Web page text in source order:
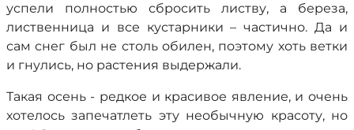
успели полностью сбросить листву, а береза,
лиственница и все кустарники – частично. Да и
сам снег был не столь обилен, поэтому хоть ветки
и гнулись, но растения выдержали.
Такая осень - редкое и красивое явление, и очень
хотелось запечатлеть эту необычную красоту, но